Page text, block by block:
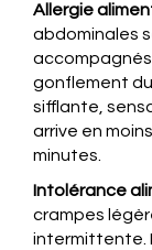
Allergie
abdominales
accompagnés
gonflement
sifflante,
arrive en
minutes.
Intolérance
crampes
intermittente.